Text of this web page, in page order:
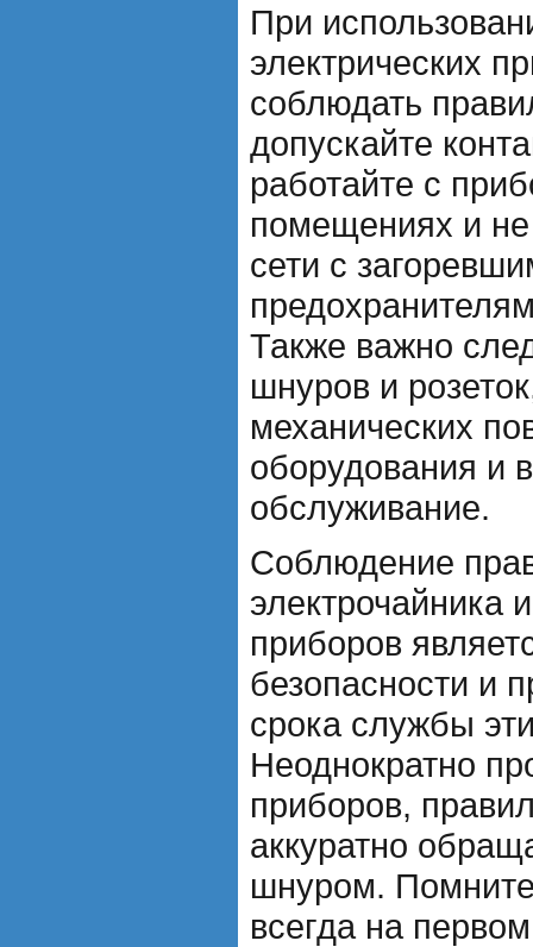
При
электрических
соблюдать
допускайте
работайте с
помещениях и
сети с
Также важно
шнуров и
механических
оборудования и
обслуживание.
Соблюдение
электрочайника
приборов
безопасности и
срока службы
Неоднократно
приборов,
аккуратно
шнуром.
всегда на